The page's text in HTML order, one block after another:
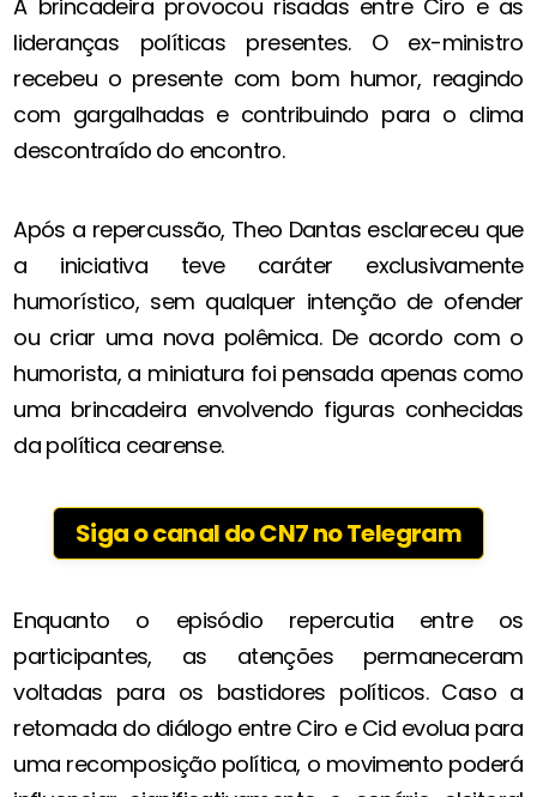
A brincadeira provocou risadas entre Ciro e as
lideranças políticas presentes. O ex-ministro
recebeu o presente com bom humor, reagindo
com gargalhadas e contribuindo para o clima
descontraído do encontro.
Após a repercussão, Theo Dantas esclareceu que
a iniciativa teve caráter exclusivamente
humorístico, sem qualquer intenção de ofender
ou criar uma nova polêmica. De acordo com o
humorista, a miniatura foi pensada apenas como
uma brincadeira envolvendo figuras conhecidas
da política cearense.
Siga o canal do CN7 no Telegram
Enquanto o episódio repercutia entre os
participantes, as atenções permaneceram
voltadas para os bastidores políticos. Caso a
retomada do diálogo entre Ciro e Cid evolua para
uma recomposição política, o movimento poderá